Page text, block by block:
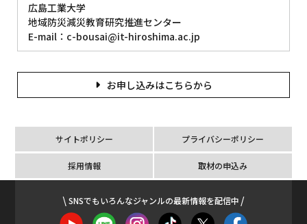
広島工業大学
地域防災減災教育研究推進センター
E-mail：c-bousai@it-hiroshima.ac.jp
お申し込みはこちらから
サイトポリシー プライバシーポリシー
採用情報 取材の申込み
SNSでもいろんなジャンルの最新情報を配信中